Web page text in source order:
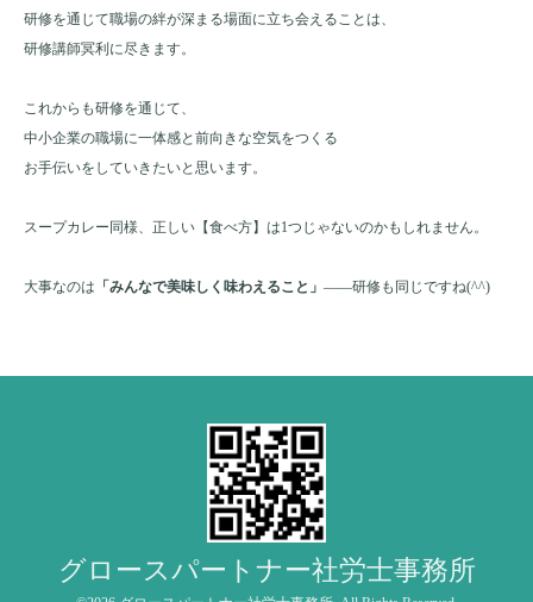
研修を通じて職場の絆が深まる場面に立ち会えることは、
研修講師冥利に尽きます。
これからも研修を通じて、
中小企業の職場に一体感と前向きな空気をつくる
お手伝いをしていきたいと思います。
スープカレー同様、正しい【食べ方】は1つじゃないのかもしれません。
大事なのは 「みんなで美味しく味わえること」 ――研修も同じですね(^^)
グロースパートナー社労士事務所